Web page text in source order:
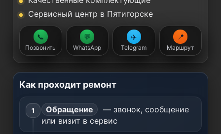
Сервисный центр в Пятигорске
📞
Позвонить
💬
WhatsApp
✈️
Telegram
📍
Маршрут
Как проходит ремонт
Обращение
— звонок, сообщение
или визит в сервис